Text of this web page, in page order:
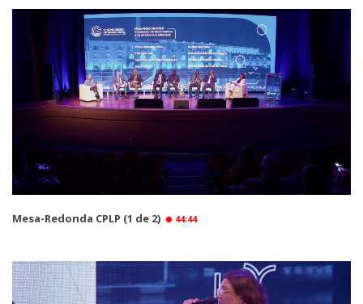
Mesa-Redonda CPLP (1 de 2) 44:44